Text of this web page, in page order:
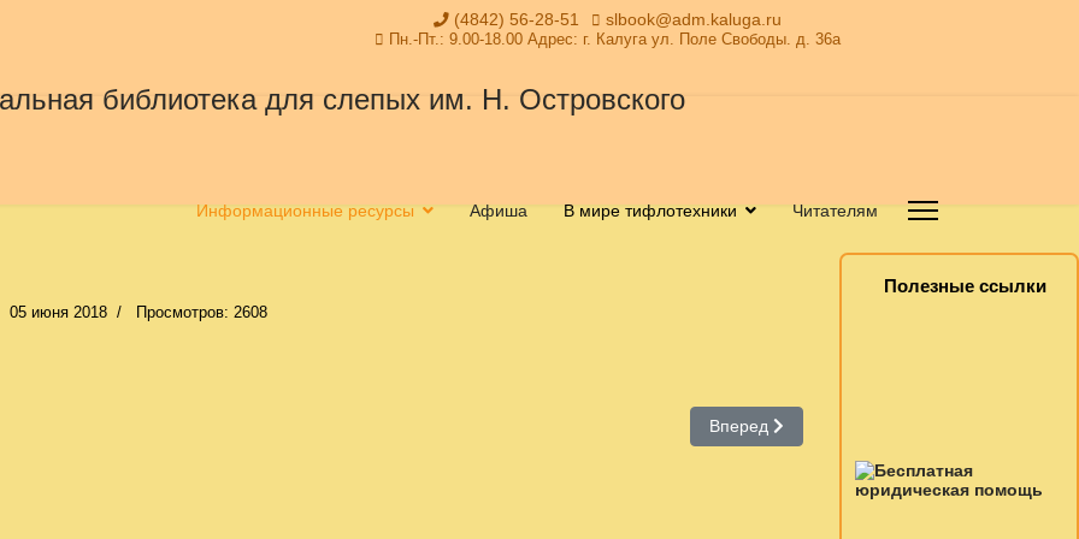
(4842) 56-28-51 slbook@adm.kaluga.ru
Пн.-Пт.: 9.00-18.00 Адрес: г. Калуга ул. Поле Свободы. д. 36а
Информационные ресурсы Афиша В мире тифлотехники Читателям
05 июня 2018 Просмотров: 2608
творческий конкурс детского рисунка Следующий: Май 2018 г.
Вперед
Полезные ссылки